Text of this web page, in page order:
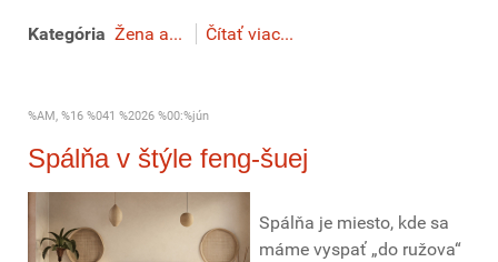
Kategória Žena a... Čítať viac...
%AM, %16 %041 %2026 %00:%jún
Spálňa v štýle feng-šuej
Spálňa je miesto, kde sa
máme vyspať „do ružova“